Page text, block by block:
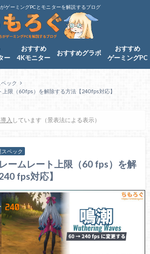
ゲーミングPCとモニターを解説するブログ
ー
おすすめ
4Kモニター
おすすめグラボ
おすすめ
ゲーミングPC
ック
上限（60 fps）を解除する方法【240 fps対応】
入 しています（景表法による表示）
スペック
ームレート上限（60 fps）を解
fps対応】